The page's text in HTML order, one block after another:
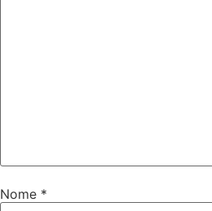
Nome *